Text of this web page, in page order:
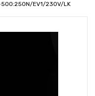
EV1/230V/LK